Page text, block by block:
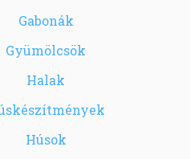
Gabonák
Gyümölcsök
Halak
Húsok